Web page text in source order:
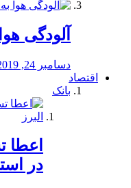
آلودگی
دسامبر 24, 2019
اقتصاد
بانک
️اعطا
در